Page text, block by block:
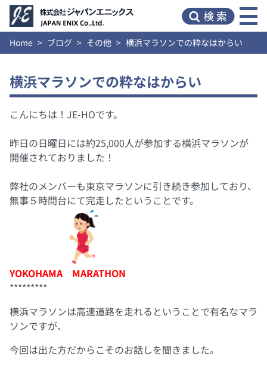
Home ブログ その他 横浜マラソンでの粋なはからい
横浜マラソンでの粋なはからい
こんにちは！JE-HOです。
昨日の日曜日には約25,000人が参加する横浜マラソンが
開催されておりました！
弊社のメンバーも東京マラソンに引き続き参加しており、
無事５時間台にて完走したということです。
YOKOHAMA MARATHON
*********
横浜マラソンは高速道路を走れるということで有名なマラ
ソンですが、
今回は出た方だからこそのお話しを聞きました。